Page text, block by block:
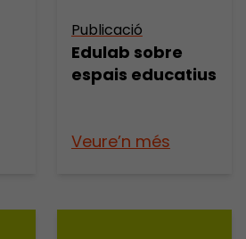
Publicació
Edulab sobre
espais educatius
Veure’n més